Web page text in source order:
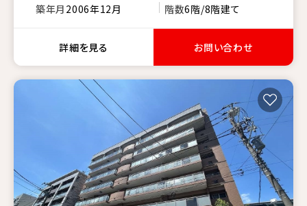
築年月 2006年12月 階数6階/8階建て
詳細を見る お問い合わせ